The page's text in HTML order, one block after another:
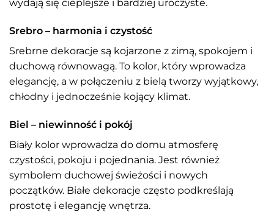
wydają się cieplejsze i bardziej uroczyste.
Srebro – harmonia i czystość
Srebrne dekoracje są kojarzone z zimą, spokojem i
duchową równowagą. To kolor, który wprowadza
elegancję, a w połączeniu z bielą tworzy wyjątkowy,
chłodny i jednocześnie kojący klimat.
Biel – niewinność i pokój
Biały kolor wprowadza do domu atmosferę
czystości, pokoju i pojednania. Jest również
symbolem duchowej świeżości i nowych
początków. Białe dekoracje często podkreślają
prostotę i elegancję wnętrza.